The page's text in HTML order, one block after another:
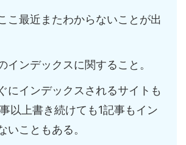
こ最近またわからないことが出
インデックスに関すること。
にインデックスされるサイトも
以上書き続けても1記事もイン
いこともある。